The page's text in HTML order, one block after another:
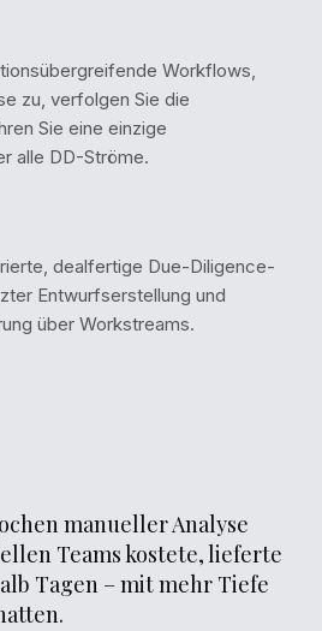
Workflows,
zu, verfolgen Sie die
Sie eine einzige
alle DD-Ströme.
dealfertige Due-Diligence-
Entwurfserstellung und
über Workstreams.
manueller Analyse
Teams kostete, lieferte
Tagen – mit mehr Tiefe